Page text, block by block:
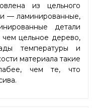
из цельного
— ламинированные,
детали
чем цельное дерево,
температуры и
материала такие
чем те, что